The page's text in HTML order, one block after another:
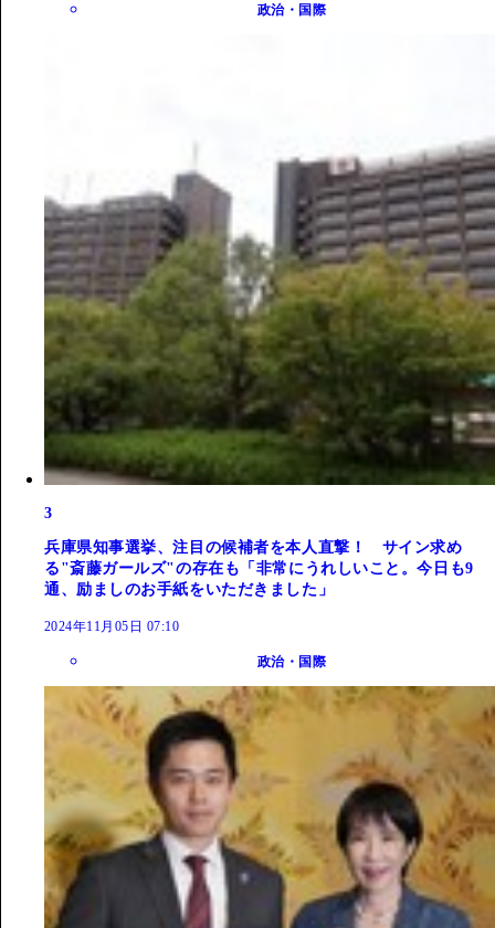
政治・国際
3
兵庫県知事選挙、注目の候補者を本人直撃！ サイン求め
る"斎藤ガールズ"の存在も「非常にうれしいこと。今日も9
通、励ましのお手紙をいただきました」
2024年11月05日 07:10
政治・国際